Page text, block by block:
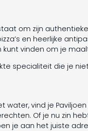
om zijn
en heerlijke
vinden om je
specialiteit die je
vind je
Of je nu zin
je aan het juiste